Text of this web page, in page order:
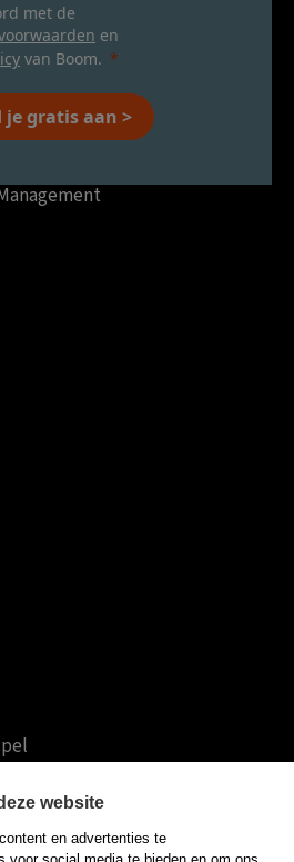
met de
en
van Boom.
je gratis aan >
website
en advertenties te